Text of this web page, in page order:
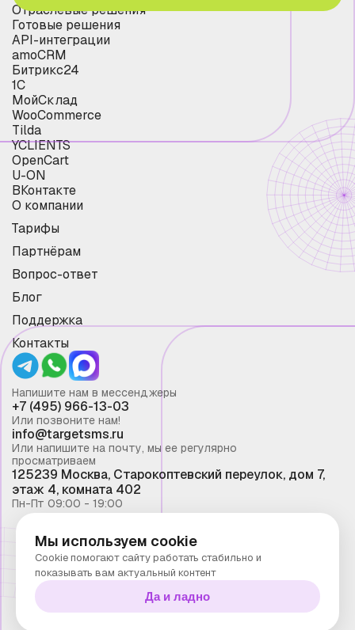
Отраслевые решения
Готовые решения
API-интеграции
amoCRM
Битрикс24
1С
МойСклад
WooCommerce
Tilda
YCLIENTS
OpenCart
U-ON
ВКонтакте
О компании
Тарифы
Партнёрам
Вопрос-ответ
Блог
Поддержка
Контакты
Напишите нам в мессенджеры
+7 (495) 966-13-03
Или позвоните нам!
info@targetsms.ru
Или напишите на почту, мы ее регулярно
просматриваем
125239 Москва, Старокоптевский переулок, дом 7,
этаж 4, комната 402
Пн-Пт 09:00 - 19:00
Смс рассылка 2026 ©
Запрещено копирование материалов сайта без
письменного разрешения ООО "Таргет Телеком"
Политика конфиденциальности
Мы используем cookie
Cookie помогают сайту работать стабильно и
показывать вам актуальный контент
Да и ладно